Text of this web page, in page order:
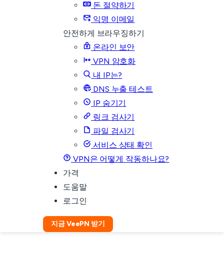
돈 절약하기
익명 이메일
안전하게 브라우징하기
온라인 보안
VPN 암호화
내 IP는?
DNS 누출 테스트
IP 숨기기
링크 검사기
파일 검사기
서비스 상태 확인
VPN은 어떻게 작동하나요?
가격
도움말
로그인
지금 VeePN 받기